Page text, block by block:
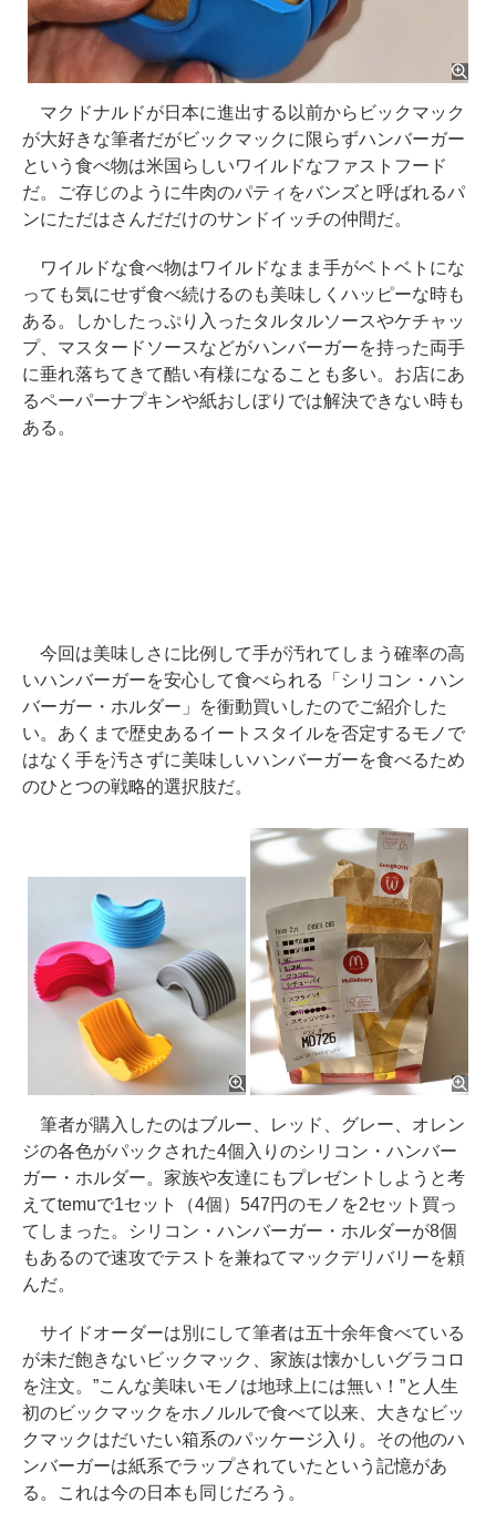
マクドナルドが日本に進出する以前からビックマック
が大好きな筆者だがビックマックに限らずハンバーガー
という食べ物は米国らしいワイルドなファストフード
だ。ご存じのように牛肉のパティをバンズと呼ばれるパ
ンにただはさんだだけのサンドイッチの仲間だ。
ワイルドな食べ物はワイルドなまま手がベトベトにな
っても気にせず食べ続けるのも美味しくハッピーな時も
ある。しかしたっぷり入ったタルタルソースやケチャッ
プ、マスタードソースなどがハンバーガーを持った両手
に垂れ落ちてきて酷い有様になることも多い。お店にあ
るペーパーナプキンや紙おしぼりでは解決できない時も
ある。
今回は美味しさに比例して手が汚れてしまう確率の高
いハンバーガーを安心して食べられる「シリコン・ハン
バーガー・ホルダー」を衝動買いしたのでご紹介した
い。あくまで歴史あるイートスタイルを否定するモノで
はなく手を汚さずに美味しいハンバーガーを食べるため
のひとつの戦略的選択肢だ。
筆者が購入したのはブルー、レッド、グレー、オレン
ジの各色がパックされた4個入りのシリコン・ハンバー
ガー・ホルダー。家族や友達にもプレゼントしようと考
えてtemuで1セット（4個）547円のモノを2セット買っ
てしまった。シリコン・ハンバーガー・ホルダーが8個
もあるので速攻でテストを兼ねてマックデリバリーを頼
んだ。
サイドオーダーは別にして筆者は五十余年食べている
が未だ飽きないビックマック、家族は懐かしいグラコロ
を注文。”こんな美味いモノは地球上には無い！”と人生
初のビックマックをホノルルで食べて以来、大きなビッ
クマックはだいたい箱系のパッケージ入り。その他のハ
ンバーガーは紙系でラップされていたという記憶があ
る。これは今の日本も同じだろう。